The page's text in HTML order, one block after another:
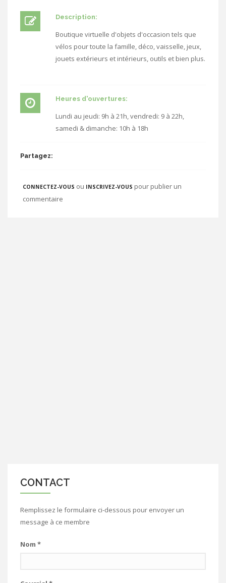
Description:
Boutique virtuelle d'objets d'occasion tels que
vélos pour toute la famille, déco, vaisselle, jeux,
jouets extérieurs et intérieurs, outils et bien plus.
Heures d'ouvertures:
Lundi au jeudi: 9h à 21h, vendredi: 9 à 22h,
samedi & dimanche: 10h à 18h
Partagez:
CONNECTEZ-VOUS ou INSCRIVEZ-VOUS pour publier un
commentaire
CONTACT
Remplissez le formulaire ci-dessous pour envoyer un
message à ce membre
Nom *